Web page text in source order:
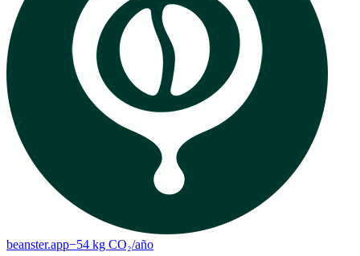
beanster.app−54 kg CO₂/año